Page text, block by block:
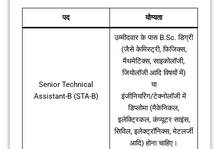
पद योग्यता
Senior Technical
Assistant-B (STA-B)
उम्मीदवार के पास B.Sc. डिग्री
(जैसे केमिस्ट्री, फिजिक्स,
मैथमेटिक्स, साइकोलॉजी,
जियोलॉजी आदि विषयों में)
या
इंजीनियरिंग/टेक्नोलॉजी में
डिप्लोमा (मैकेनिकल,
इलेक्ट्रिकल, कंप्यूटर साइंस,
सिविल, इलेक्ट्रॉनिक्स, मेटलर्जी
आदि) होना चाहिए।